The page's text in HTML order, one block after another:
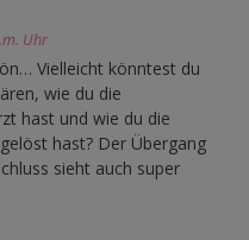
Uhr
Vielleicht könntest du
wie du die
hast und wie du die
hast? Der Übergang
sieht auch super